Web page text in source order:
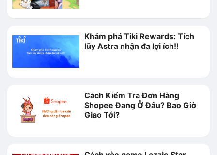
Khám phá Tiki Rewards: Tích
lũy Astra nhận đa lợi ích!!
Cách Kiểm Tra Đơn Hàng
Shopee Đang Ở Đâu? Bao Giờ
Giao Tới?